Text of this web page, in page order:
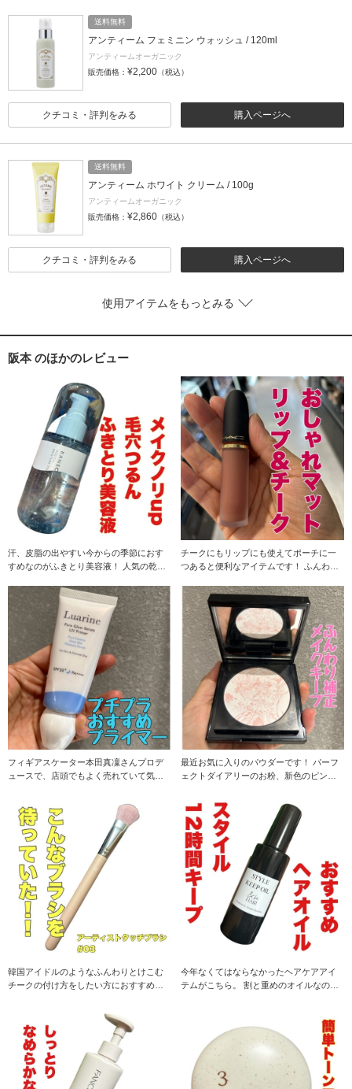
送料無料
アンティーム フェミニン ウォッシュ / 120ml
アンティームオーガニック
販売価格： ¥2,200 （税込）
購入ページへ
クチコミ・評判をみる
送料無料
アンティーム ホワイト クリーム / 100g
アンティームオーガニック
販売価格： ¥2,860 （税込）
購入ページへ
クチコミ・評判をみる
使用アイテムをもっとみる
阪本 のほかのレビュー
汗、皮脂の出やすい今からの季節におす
すめなのがふきとり美容液！ 人気の乾燥
チークにもリップにも使えてポーチに一
つあると便利なアイテムです！ ふんわり
フィギアスケーター本田真凜さんプロデ
ュースで、店頭でもよく売れていて気に
最近お気に入りのパウダーです！ パーフ
ェクトダイアリーのお粉、新色のピンク
韓国アイドルのようなふんわりとけこむ
チークの付け方をしたい方におすすめの
今年なくてはならなかったヘアケアアイ
テムがこちら。 割と重めのオイルなので